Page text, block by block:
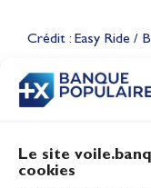
Le site
cookies
Crédit : Easy Ride /
Jeux